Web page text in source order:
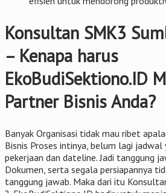
Konsultan SMK3
– Kenapa harus
EkoBudiSektiono.ID
Partner Bisnis Anda?
Banyak Organisasi tidak mau ribet
Bisnis Proses intinya, belum lagi
pekerjaan dan dateline. Jadi tanggung
Dokumen, serta segala persiapannya
tanggung jawab. Maka dari itu